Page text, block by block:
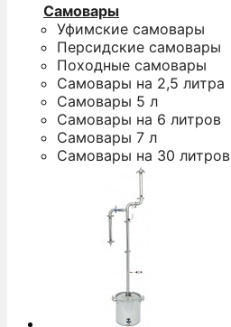
Самовары
Уфимские самовары
Персидские самовары
Походные самовары
Самовары на 2,5 литра
Самовары 5 л
Самовары на 6 литров
Самовары 7 л
Самовары на 30 литров